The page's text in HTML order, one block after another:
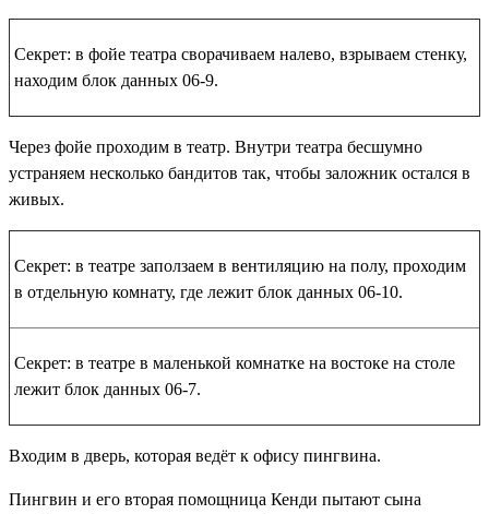
Секрет: в фойе театра сворачиваем налево, взрываем стенку,
находим блок данных 06-9.
Через фойе проходим в театр. Внутри театра бесшумно
устраняем несколько бандитов так, чтобы заложник остался в
живых.
Секрет: в театре заползаем в вентиляцию на полу, проходим
в отдельную комнату, где лежит блок данных 06-10.
Секрет: в театре в маленькой комнатке на востоке на столе
лежит блок данных 06-7.
Входим в дверь, которая ведёт к офису пингвина.
Пингвин и его вторая помощница Кенди пытают сына